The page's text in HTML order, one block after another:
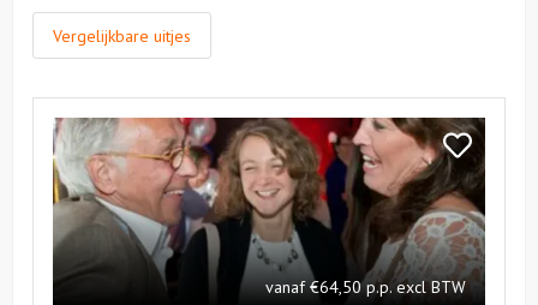
Vergelijkbare uitjes
Bekijk
|
Puur*
vanaf €64,50 p.p. excl BTW
Dagprogramma
Puur*
Teambuilding